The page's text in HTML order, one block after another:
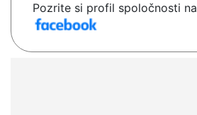
Pozrite si profil spoločnosti na